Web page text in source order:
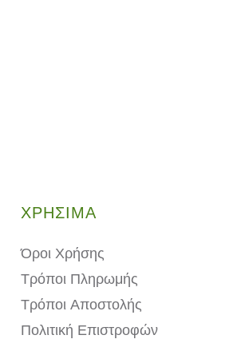
ΧΡΗΣΙΜΑ
Όροι Χρήσης
Τρόποι Πληρωμής
Τρόποι Aποστολής
Πολιτική Επιστροφών